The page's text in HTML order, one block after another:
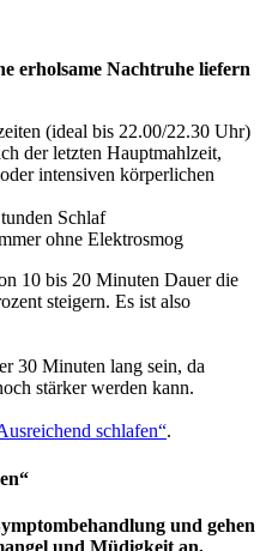
erholsame Nachtruhe liefern
(ideal bis 22.00/22.30 Uhr)
der letzten Hauptmahlzeit,
intensiven körperlichen
Schlaf
ohne Elektrosmog
10 bis 20 Minuten Dauer die
steigern. Es ist also
30 Minuten lang sein, da
stärker werden kann.
schlafen“.
und gehen
und Müdigkeit an,